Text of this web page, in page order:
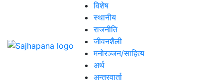
विशेष
स्थानीय
राजनीति
जीवनशैली
मनोरञ्जन/साहित्य
अर्थ
अन्तरवार्ता